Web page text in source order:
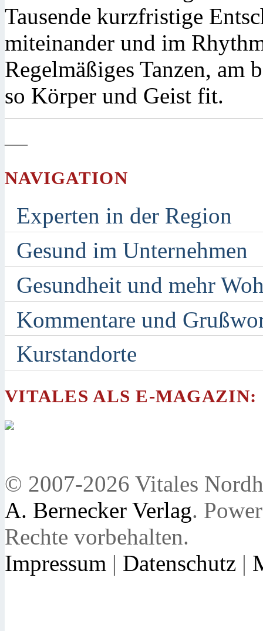
Tausende kurzfristige
miteinander und im
Regelmäßiges Tanzen, am
so Körper und Geist fit.
—
NAVIGATION
Experten in der Region
Gesund im Unternehmen
Gesundheit und mehr
Kommentare und
Kurstandorte
VITALES ALS E-MAGAZIN:
© 2007-2026 Vitales
A. Bernecker Verlag.
Rechte vorbehalten.
Impressum | Datenschutz |